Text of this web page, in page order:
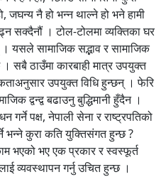
जघन्य नै हो भन्न थाल्ने हो भने हामी
सक्दैनौं । टोल-टोलमा व्यक्तिका घर
यसले सामाजिक सद्भाव र सामाजिक
। सबै ठाउँमा कारबाही मात्र उपयुक्त
उपयुक्त विधि हुन्छन् । फेरि
द्वन्द्व बढाउनु बुद्धिमानी हुँदैन ।
गर्ने पक्ष, नेपाली सेना र राष्ट्रपतिको
भन्ने कुरा कति युक्तिसंगत हुन्छ ?
भएको भए एक प्रकार र स्वस्फूर्त
व्यवस्थापन गर्नु उचित हुन्छ ।